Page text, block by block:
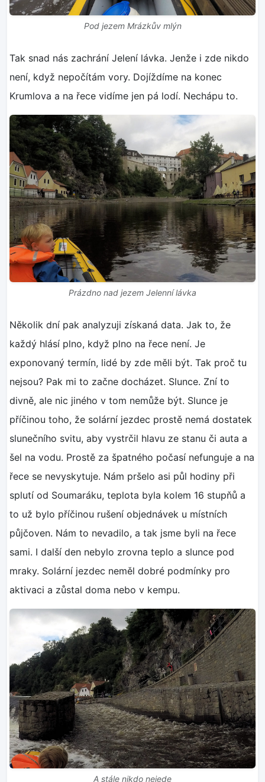
Pod jezem Mrázkův mlýn
Tak snad nás zachrání Jelení lávka. Jenže i zde nikdo
není, když nepočítám vory. Dojíždíme na konec
Krumlova a na řece vidíme jen pá lodí. Nechápu to.
Prázdno nad jezem Jelenní lávka
Několik dní pak analyzuji získaná data. Jak to, že
každý hlásí plno, když plno na řece není. Je
exponovaný termín, lidé by zde měli být. Tak proč tu
nejsou? Pak mi to začne docházet. Slunce. Zní to
divně, ale nic jiného v tom nemůže být. Slunce je
příčinou toho, že solární jezdec prostě nemá dostatek
slunečního svitu, aby vystrčil hlavu ze stanu či auta a
šel na vodu. Prostě za špatného počasí nefunguje a na
řece se nevyskytuje. Nám pršelo asi půl hodiny při
splutí od Soumaráku, teplota byla kolem 16 stupňů a
to už bylo příčinou rušení objednávek u místních
půjčoven. Nám to nevadilo, a tak jsme byli na řece
sami. I další den nebylo zrovna teplo a slunce pod
mraky. Solární jezdec neměl dobré podmínky pro
aktivaci a zůstal doma nebo v kempu.
A stále nikdo nejede